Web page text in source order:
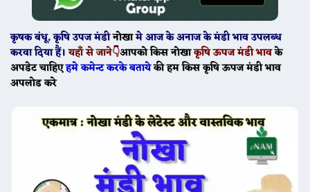
कृषक बंधू, कृषि उपज मंडीनोखामेआज केअनाज के मंडी भाव उपलब्ध
करवा दिया हैं। यहाँ से जाने👇आपको किसनोखाकृषि ऊपज मंडी भावके
अपडेट चाहिएहमे कमेन्ट करके बतायेकी हम किस कृषि ऊपज मंडी भाव
अपलोड करे